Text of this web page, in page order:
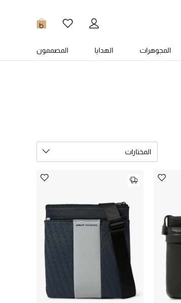
0
المجوهرات الهدايا المصممون
المختارات